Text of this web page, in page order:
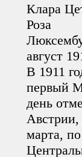
Клара
Роза
август
В 1911
первый
день
марта,